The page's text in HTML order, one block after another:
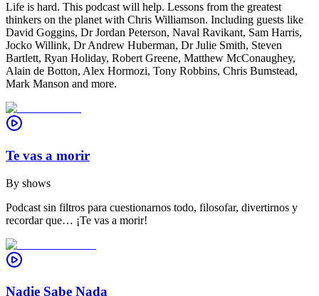
Life is hard. This podcast will help. Lessons from the greatest
thinkers on the planet with Chris Williamson. Including guests like
David Goggins, Dr Jordan Peterson, Naval Ravikant, Sam Harris,
Jocko Willink, Dr Andrew Huberman, Dr Julie Smith, Steven
Bartlett, Ryan Holiday, Robert Greene, Matthew McConaughey,
Alain de Botton, Alex Hormozi, Tony Robbins, Chris Bumstead,
Mark Manson and more.
Te vas a morir
By shows
Podcast sin filtros para cuestionarnos todo, filosofar, divertirnos y
recordar que… ¡Te vas a morir!
Nadie Sabe Nada